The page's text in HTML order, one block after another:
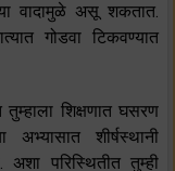
वादामुळे असू शकतात.
गोडवा टिकवण्यात
शिक्षणात घसरण
शीर्षस्थानी
अशा परिस्थितीत तुम्ही